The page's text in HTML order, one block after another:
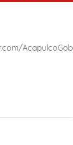
AcapulcoGob